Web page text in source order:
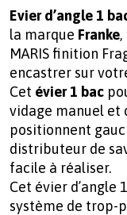
Evier d’angle 1
la marque Franke
MARIS finition
encastrer sur
Cet évier 1 bac
vidage manuel et
positionnent
distributeur de
facile à réaliser.
Cet évier d’angle
système de trop-